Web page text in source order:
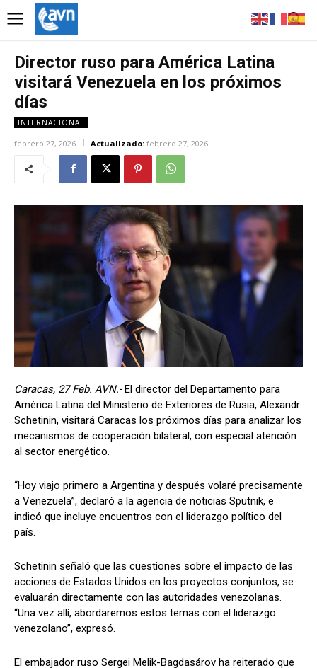
Director ruso para América Latina
visitará Venezuela en los próximos
días
INTERNACIONAL
febrero 27, 2026 Actualizado: febrero 27, 2026
Caracas, 27 Feb. AVN.- El director del Departamento para
América Latina del Ministerio de Exteriores de Rusia, Alexandr
Schetinin, visitará Caracas los próximos días para analizar los
mecanismos de cooperación bilateral, con especial atención
al sector energético.
“Hoy viajo primero a Argentina y después volaré precisamente
a Venezuela”, declaró a la agencia de noticias Sputnik, e
indicó que incluye encuentros con el liderazgo político del
país.
Schetinin señaló que las cuestiones sobre el impacto de las
acciones de Estados Unidos en los proyectos conjuntos, se
evaluarán directamente con las autoridades venezolanas.
“Una vez allí, abordaremos estos temas con el liderazgo
venezolano”, expresó.
El embajador ruso Sergei Melik-Bagdasárov ha reiterado que